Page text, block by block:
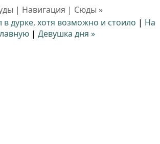
| Навигация | Сюды »
в дурке, хотя возможно и стоило | На
| Девушка дня »